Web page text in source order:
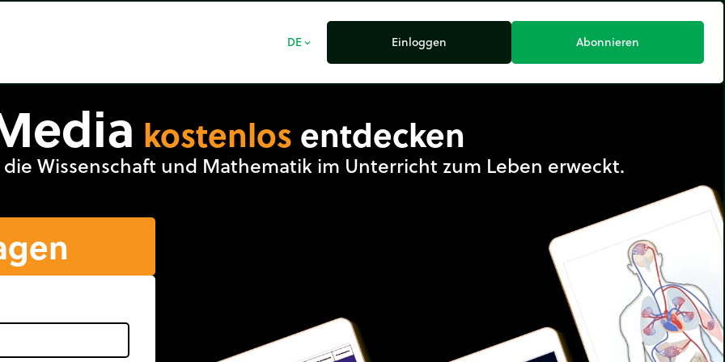
DE expand_more Einloggen Abonnieren
kostenlos entdecken
Wissenschaft und Mathematik im Unterricht zum Leben erweckt.